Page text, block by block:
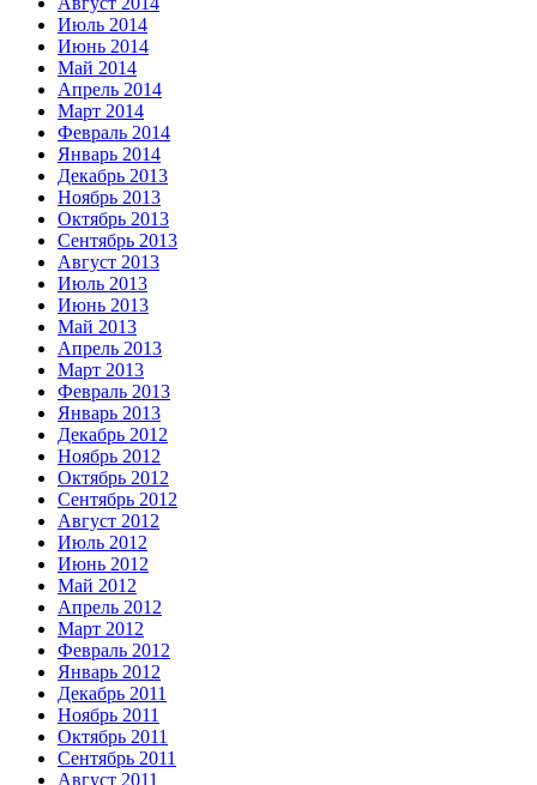
Июль 2014
Июнь 2014
Май 2014
Апрель 2014
Март 2014
Февраль 2014
Январь 2014
Декабрь 2013
Ноябрь 2013
Октябрь 2013
Сентябрь 2013
Август 2013
Июль 2013
Июнь 2013
Май 2013
Апрель 2013
Март 2013
Февраль 2013
Январь 2013
Декабрь 2012
Ноябрь 2012
Октябрь 2012
Сентябрь 2012
Август 2012
Июль 2012
Июнь 2012
Май 2012
Апрель 2012
Март 2012
Февраль 2012
Январь 2012
Декабрь 2011
Ноябрь 2011
Октябрь 2011
Сентябрь 2011
Август 2011